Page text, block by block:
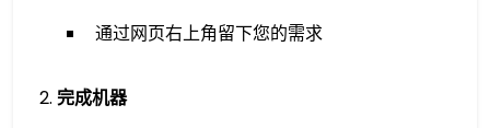
通过网页右上角留下您的需求
完成机器